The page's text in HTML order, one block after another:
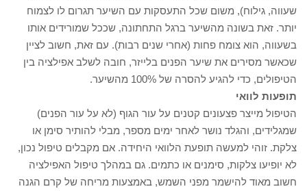
שעווה, גילוח), משום שכל התעסקות עם השיער תגרום לו לצמוח
יותר. זאת בשונה מהשיער ברגל התחתונה, שככל שמורידים אותו
בשעווה, הוא צומח פחות (אחרי שנים רבות). עם זאת, חשוב לציין
שכאשר מסירים את שיער הפנים בלייזר, חובה לשלב אפילציה בין
הטיפולים, כדי להגיע להסרה של 100% מהשיער.
תופעות לוואי
הטיפול מייצר פצעונים קטנים על עור הגוף (לא על עור הפנים)
שמגלידים, והגלד נושר לאחר ימים מספר, מבלי להותיר סימן או
צלקת. זוהי למעשה תופעת הלוואי היחידה. אם מקבלים טיפול נכון,
לא יופיעו צלקות, סימנים או כתמים. גם במהלך טיפול האפילציה
חשוב מאוד להישמר מפני השמש, באמצעות מריחה של קרם הגנה